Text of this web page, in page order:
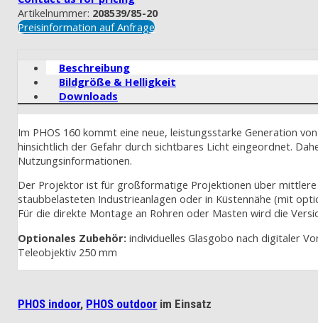
Artikelnummer: 208539/85-20
Preisinformation auf Anfrage
Beschreibung
Bildgröße & Helligkeit
Downloads
Im PHOS 160 kommt eine neue, leistungsstarke Generation
hinsichtlich der Gefahr durch sichtbares Licht eingeordnet.
Nutzungsinformationen.
Der Projektor ist für großformatige Projektionen über mittlere
staubbelasteten Industrieanlagen oder in Küstennähe (mit
Für die direkte Montage an Rohren oder Masten wird die
Optionales Zubehör: individuelles Glasgobo nach digitaler
Teleobjektiv 250 mm
PHOS indoor, PHOS outdoor im Einsatz